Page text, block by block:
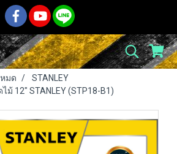
มด
STANLEY
ม้ 12" STANLEY (STP18-B1)